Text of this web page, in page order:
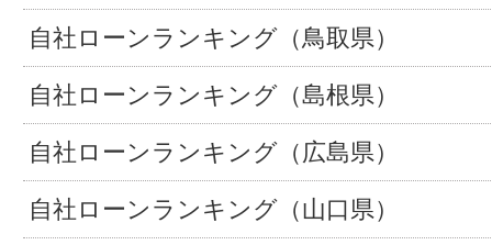
自社ローンランキング（鳥取県）
自社ローンランキング（島根県）
自社ローンランキング（広島県）
自社ローンランキング（山口県）